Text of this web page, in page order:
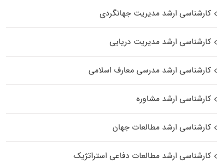
کارشناسی ارشد مدیریت جهانگردی
کارشناسی ارشد مدیریت دریایی
کارشناسی ارشد مدرسی معارف اسلامی
کارشناسی ارشد مشاوره
کارشناسی ارشد مطالعات جهان
کارشناسی ارشد مطالعات دفاعی استراتژیک